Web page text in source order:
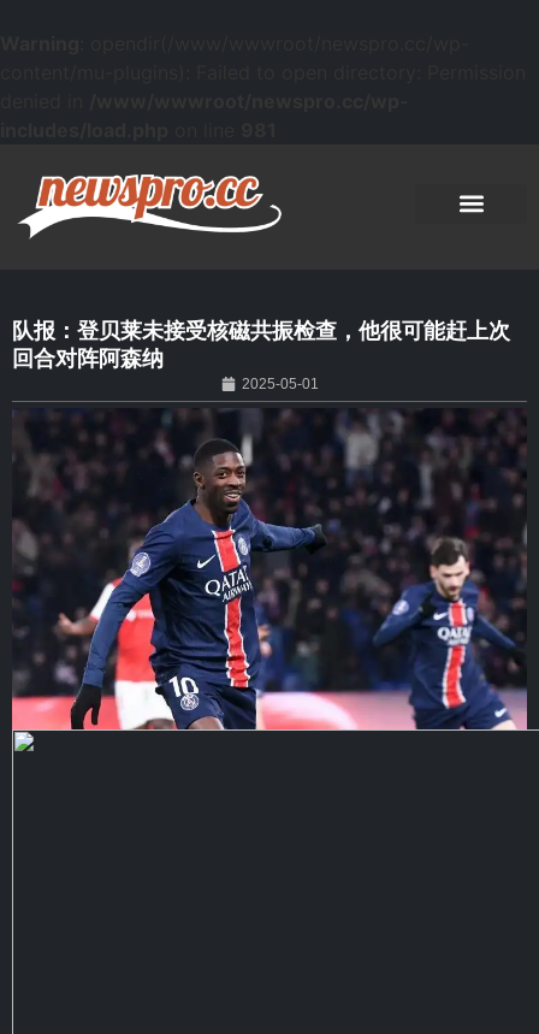
队报：登贝莱未接受核磁共振检查，他很可能赶上次
回合对阵阿森纳
2025-05-01